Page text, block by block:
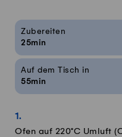
Rezeptinfos
Zubereiten
25min
Auf dem Tisch in
55min
Ofen auf 220°C Umluft